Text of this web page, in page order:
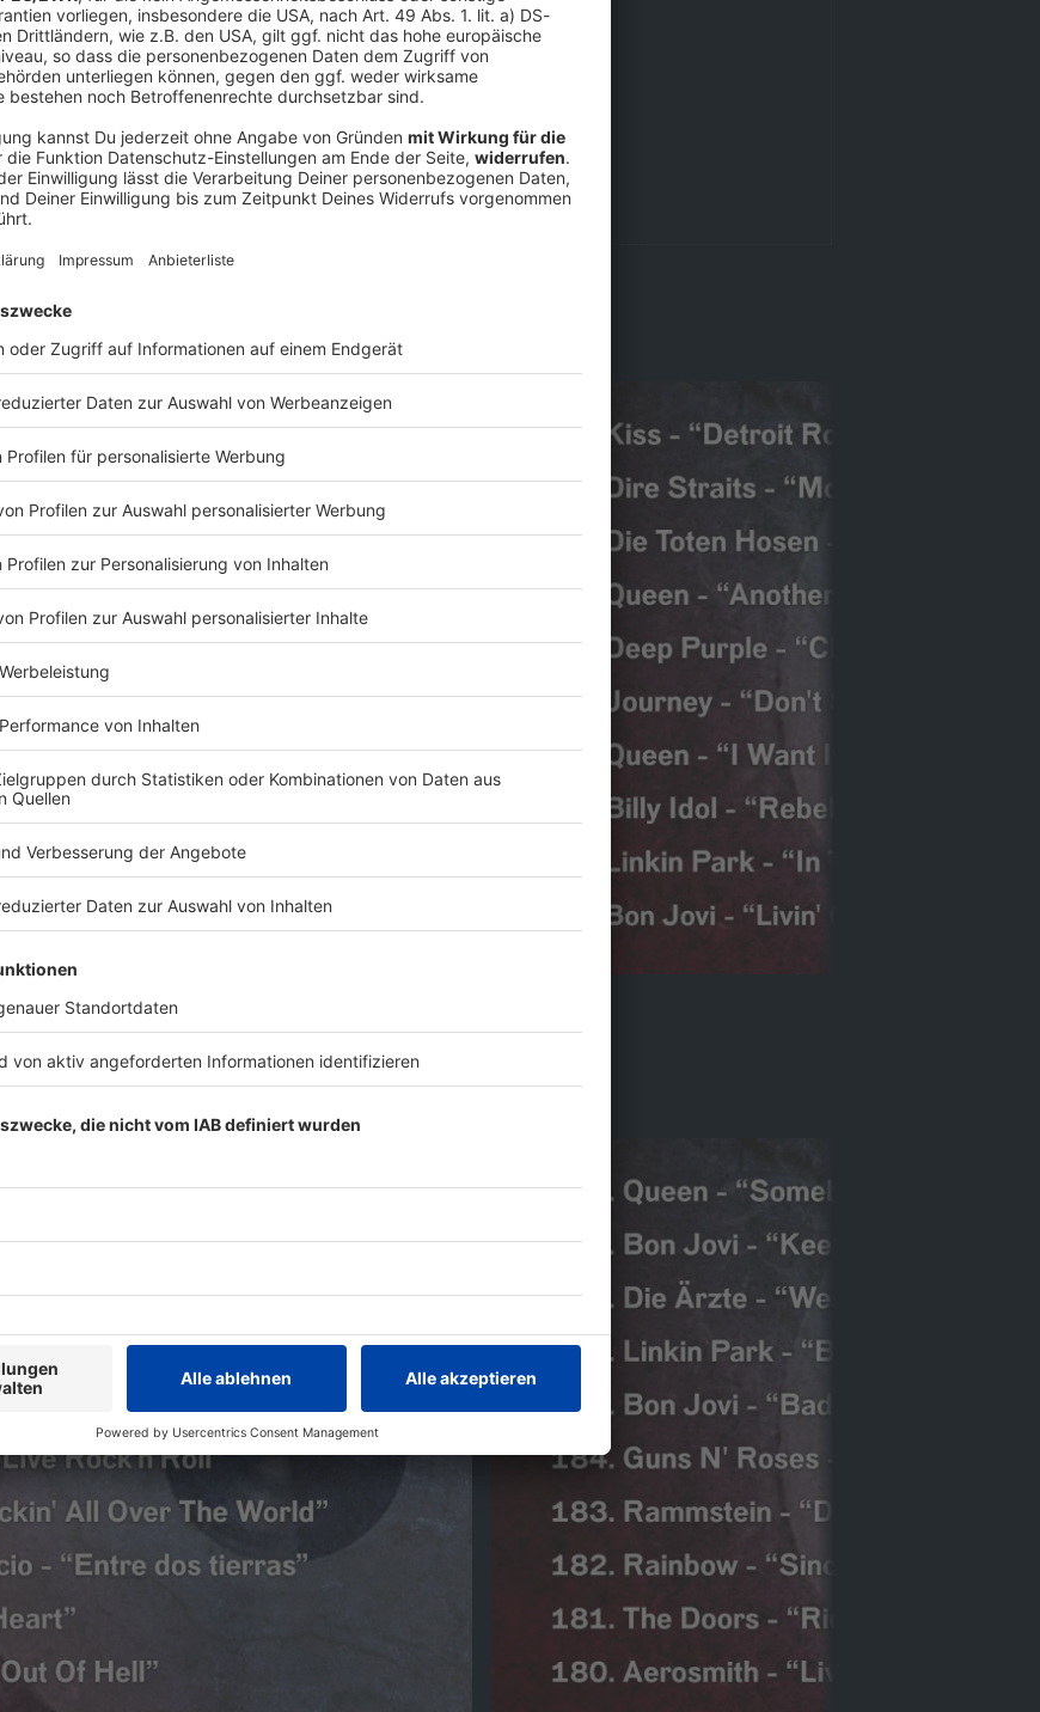
hier in 100er Schritten zum Nachlesen.